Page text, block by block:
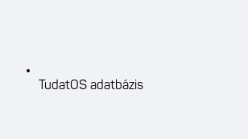
TudatOS adatbázis